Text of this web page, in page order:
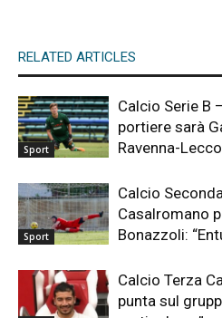
RELATED ARTICLES
Sport
Calcio Serie B
portiere sarà
Ravenna-
Sport
Calcio
Casalromano
Bonazzoli:
Calcio Terza
punta sul